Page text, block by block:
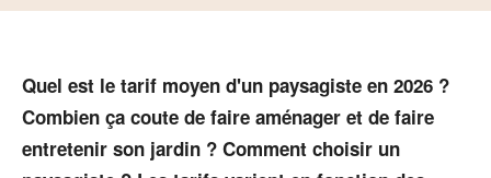
Quel est le tarif moyen d'un paysagiste en 2026 ?
Combien ça coute de faire aménager et de faire
entretenir son jardin ? Comment choisir un